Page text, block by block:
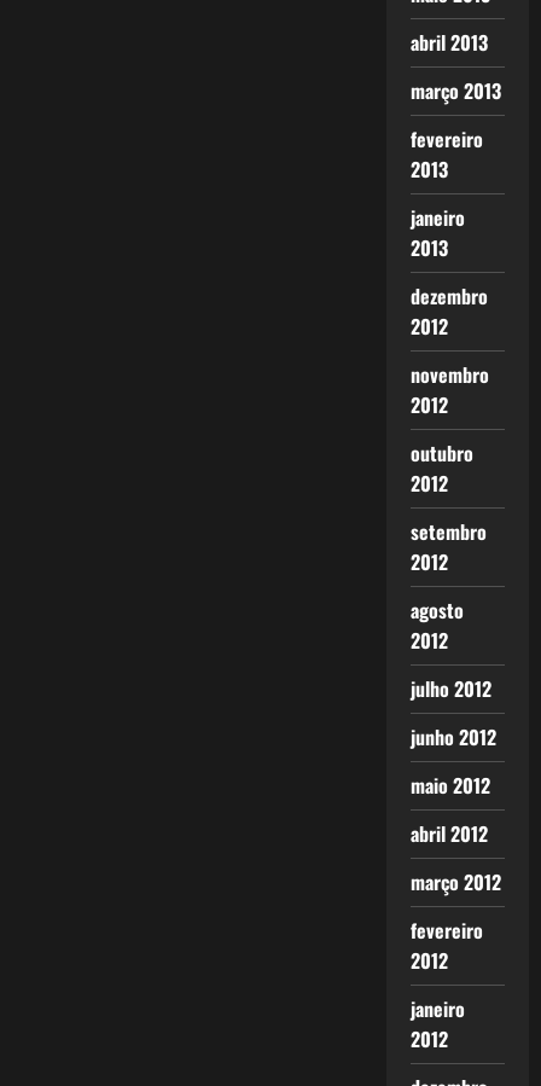
abril 2013
março 2013
fevereiro
2013
janeiro
2013
dezembro
2012
novembro
2012
outubro
2012
setembro
2012
agosto
2012
julho 2012
junho 2012
maio 2012
abril 2012
março 2012
fevereiro
2012
janeiro
2012